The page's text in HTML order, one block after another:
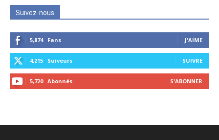
Suivez-nous
5,874 Fans J'AIME
4,215 Suiveurs SUIVRE
5,720 Abonnés S'ABONNER